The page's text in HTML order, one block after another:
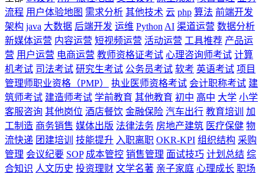
流程 用户体验地图 需求分析 其他技术 云 php 算法 前端开发
架构 java 大数据 后端开发 运维 Python AI 渠道运营 数据分析
新媒体运营 内容运营 短视频运营 活动运营 工具推荐 产品运
营 用户运营 电商运营 教师资格证考试 心理咨询师考试 计算
机考试 司法考试 研究生考试 公务员考试 软考 英语考试 项目
管理师职业资格（PMP）
执业医师资格考试 会计职称考试 建
筑师考试 建造师考试 学前教育 其他教育 初中 高中 大学 小学
客服咨询 其他岗位 酒店餐饮 金融保险 汽车出行 教育培训
加
工制造 商务销售 媒体出版 法律法务 房地产建筑 医疗保健 物
流快递 团建培训 技能提升 入职离职 OKR-KPI 组织结构 采购
管理 会议纪要 SOP 成本管控 销售管理 面试技巧 计划总结 综
合知识 人文历史 投资理财 文学名著 亲子家庭 心理成长 职场